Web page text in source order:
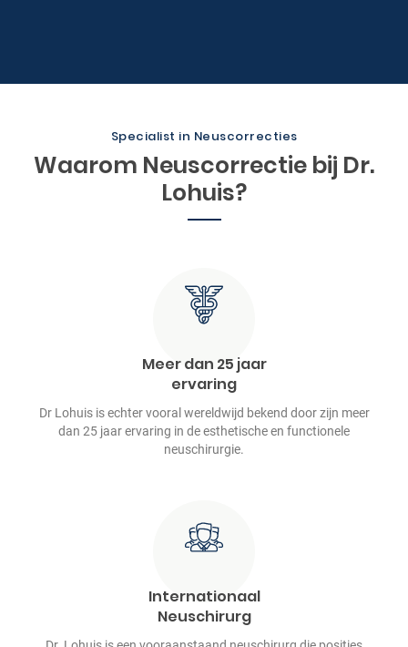
Specialist in Neuscorrecties
Waarom Neuscorrectie bij Dr.
Lohuis?
Meer dan 25 jaar
ervaring
Dr Lohuis is echter vooral wereldwijd bekend door zijn meer
dan 25 jaar ervaring in de esthetische en functionele
neuschirurgie.
Internationaal
Neuschirurg